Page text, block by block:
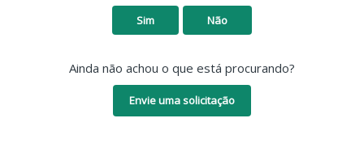
Sim Não
Ainda não achou o que está procurando?
Envie uma solicitação